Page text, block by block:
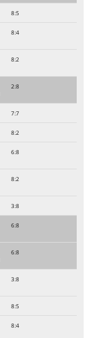
8:5
8:4
8:2
2:8
7:7
8:2
6:8
8:2
3:8
6:8
6:8
3:8
8:5
8:4